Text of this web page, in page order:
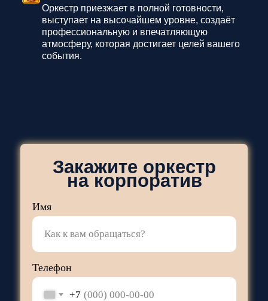
Оркестр приезжает в полной готовности,
выступает на высочайшем уровне, создаёт
профессиональную и впечатляющую
атмосферу, которая достигает целей вашего
события.
Имя
Телефон
+7
Закажите оркестр
на корпоратив